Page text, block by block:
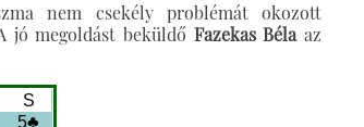
nem csekély problémát okozott
jó megoldást beküldő Fazekas Bélaaz